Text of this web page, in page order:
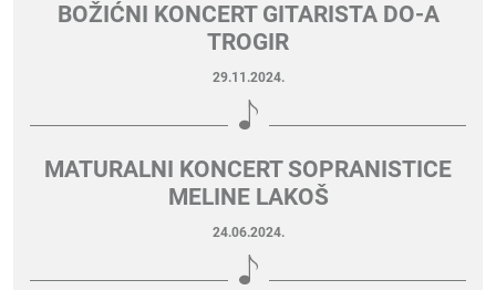
BOŽIĆNI KONCERT GITARISTA DO-A
TROGIR
29.11.2024.
MATURALNI KONCERT SOPRANISTICE
MELINE LAKOŠ
24.06.2024.